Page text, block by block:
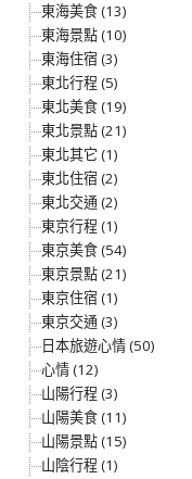
東海美食 (13)
東海景點 (10)
東海住宿 (3)
東北行程 (5)
東北美食 (19)
東北景點 (21)
東北其它 (1)
東北住宿 (2)
東北交通 (2)
東京行程 (1)
東京美食 (54)
東京景點 (21)
東京住宿 (1)
東京交通 (3)
日本旅遊心情 (50)
心情 (12)
山陽行程 (3)
山陽美食 (11)
山陽景點 (15)
山陰行程 (1)